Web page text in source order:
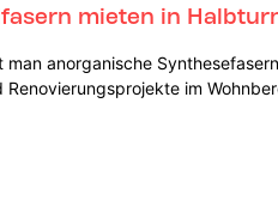
mieten in
anorganische
im